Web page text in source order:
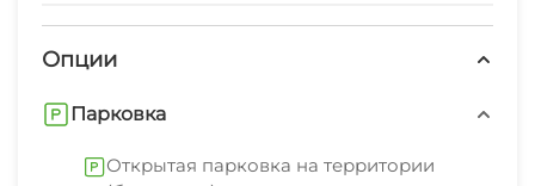
Опции
Парковка
Открытая парковка на территории